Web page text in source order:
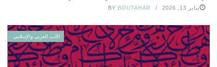
يناير 13, 2026 BY BOUTAHAR
الأدب العربي والإسلامي